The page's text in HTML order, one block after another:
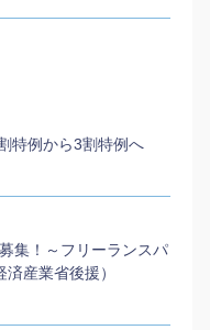
特例から3割特例へ
集！～フリーランスパ
産業省後援）